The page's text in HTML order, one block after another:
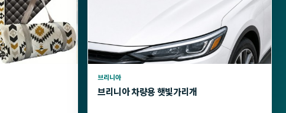
브리니아
브리니아 차량용 햇빛가리개